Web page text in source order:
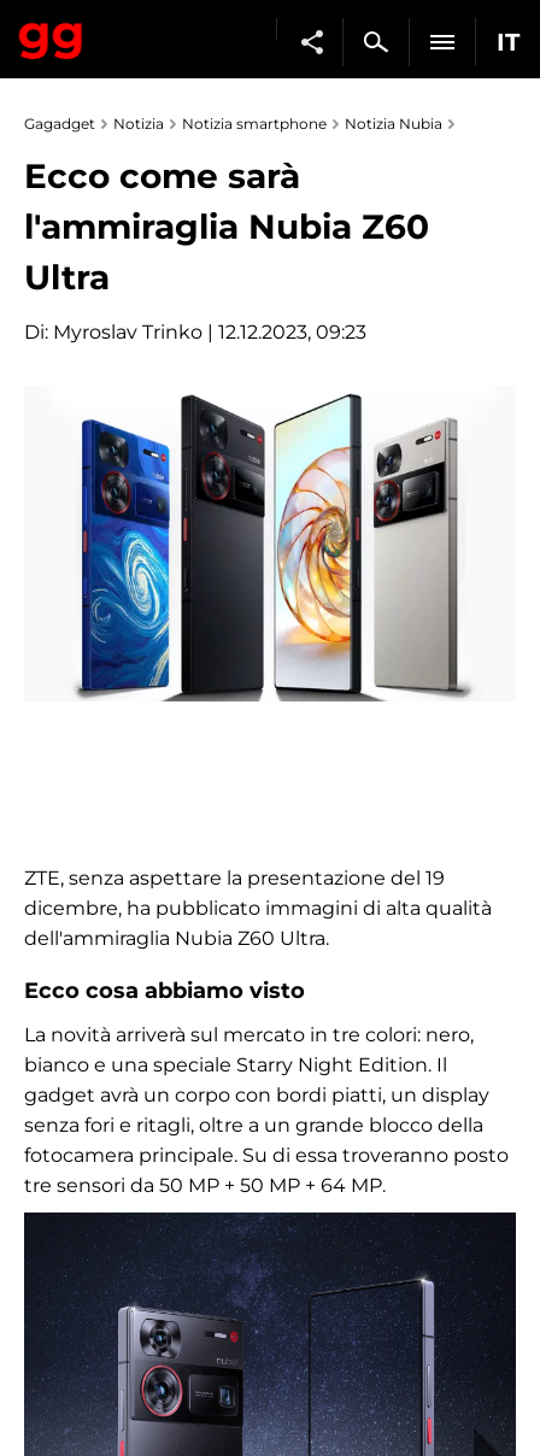
IT
Gagadget Notizia Notizia smartphone Notizia Nubia
Ecco come sarà
l'ammiraglia Nubia Z60
Ultra
Di: Myroslav Trinko | 12.12.2023, 09:23
ZTE, senza aspettare la presentazione del 19
dicembre, ha pubblicato immagini di alta qualità
dell'ammiraglia Nubia Z60 Ultra.
Ecco cosa abbiamo visto
La novità arriverà sul mercato in tre colori: nero,
bianco e una speciale Starry Night Edition. Il
gadget avrà un corpo con bordi piatti, un display
senza fori e ritagli, oltre a un grande blocco della
fotocamera principale. Su di essa troveranno posto
tre sensori da 50 MP + 50 MP + 64 MP.